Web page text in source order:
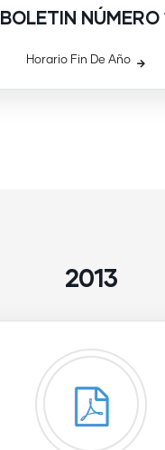
BOLETIN NÚMERO
Horario Fin De Año
2013